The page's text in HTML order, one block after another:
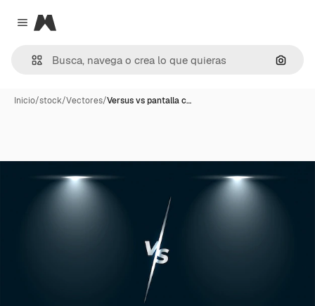
Close menu
Magnific
Inicio/stock/Vectores/Versus vs pantalla c…